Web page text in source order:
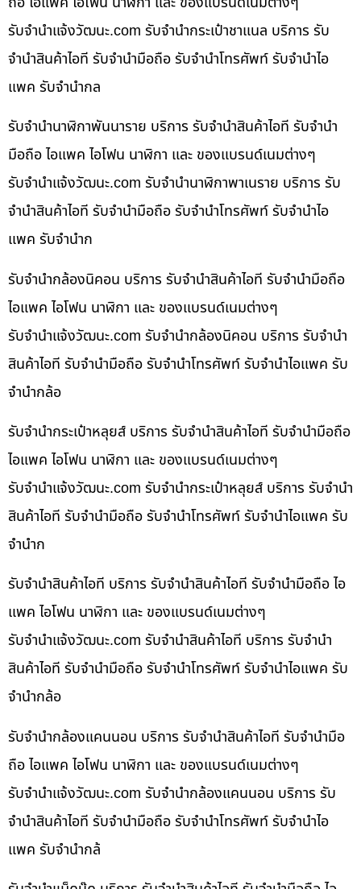
รับจํานําแจ้งวัฒนะ.com รับจำนำกระเป๋าชาแนล บริการ รับ
จำนำสินค้าไอที รับจำนำมือถือ รับจำนำโทรศัพท์ รับจำนำไอ
แพค รับจำนำกล
รับจำนำนาฬิกาพันนาราย บริการ รับจำนำสินค้าไอที รับจำนำ
มือถือ ไอแพค ไอโฟน นาฬิกา และ ของแบรนด์เนมต่างๆ
รับจํานําแจ้งวัฒนะ.com รับจำนำนาฬิกาพาเนราย บริการ รับ
จำนำสินค้าไอที รับจำนำมือถือ รับจำนำโทรศัพท์ รับจำนำไอ
แพค รับจำนำก
รับจำนำกล้องนิคอน บริการ รับจำนำสินค้าไอที รับจำนำมือถือ
ไอแพค ไอโฟน นาฬิกา และ ของแบรนด์เนมต่างๆ
รับจํานําแจ้งวัฒนะ.com รับจำนำกล้องนิคอน บริการ รับจำนำ
สินค้าไอที รับจำนำมือถือ รับจำนำโทรศัพท์ รับจำนำไอแพค รับ
จำนำกล้อ
รับจำนำกระเป๋าหลุยส์ บริการ รับจำนำสินค้าไอที รับจำนำมือถือ
ไอแพค ไอโฟน นาฬิกา และ ของแบรนด์เนมต่างๆ
รับจํานําแจ้งวัฒนะ.com รับจำนำกระเป๋าหลุยส์ บริการ รับจำนำ
สินค้าไอที รับจำนำมือถือ รับจำนำโทรศัพท์ รับจำนำไอแพค รับ
จำนำก
รับจำนำสินค้าไอที บริการ รับจำนำสินค้าไอที รับจำนำมือถือ ไอ
แพค ไอโฟน นาฬิกา และ ของแบรนด์เนมต่างๆ
รับจํานําแจ้งวัฒนะ.com รับจำนำสินค้าไอที บริการ รับจำนำ
สินค้าไอที รับจำนำมือถือ รับจำนำโทรศัพท์ รับจำนำไอแพค รับ
จำนำกล้อ
รับจำนำกล้องแคนนอน บริการ รับจำนำสินค้าไอที รับจำนำมือ
ถือ ไอแพค ไอโฟน นาฬิกา และ ของแบรนด์เนมต่างๆ
รับจํานําแจ้งวัฒนะ.com รับจำนำกล้องแคนนอน บริการ รับ
จำนำสินค้าไอที รับจำนำมือถือ รับจำนำโทรศัพท์ รับจำนำไอ
แพค รับจำนำกล้